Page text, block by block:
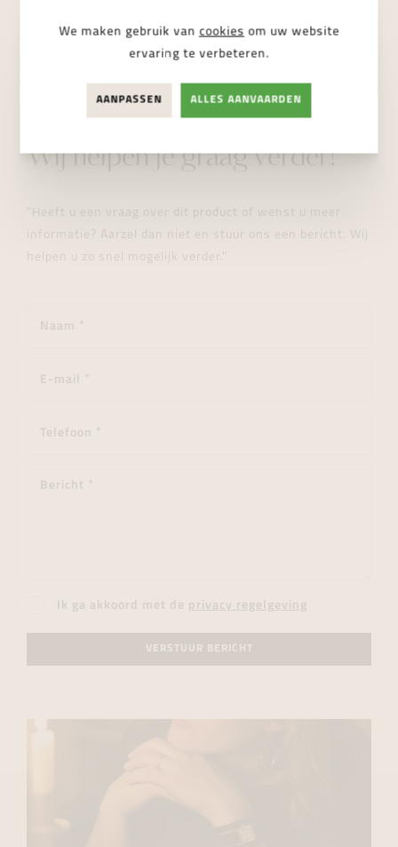
STUUR ONS EEN BERICHT
Wij helpen je graag verder!
"Heeft u een vraag over dit product of wenst u meer
informatie? Aarzel dan niet en stuur ons een bericht. Wij
helpen u zo snel mogelijk verder."
Ik ga akkoord met de privacy regelgeving
VERSTUUR BERICHT
We maken gebruik van cookies om uw website
ervaring te verbeteren.
AANPASSEN ALLES AANVAARDEN